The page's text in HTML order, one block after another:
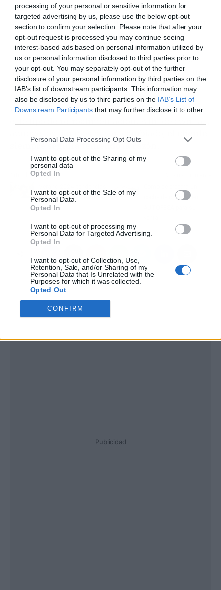
processing of your personal or sensitive information for
targeted advertising by us, please use the below opt-out
section to confirm your selection. Please note that after your
opt-out request is processed you may continue seeing
interest-based ads based on personal information utilized by
us or personal information disclosed to third parties prior to
your opt-out. You may separately opt-out of the further
disclosure of your personal information by third parties on the
IAB’s list of downstream participants. This information may
also be disclosed by us to third parties on the IAB’s List of
Downstream Participants that may further disclose it to other
Personal Data Processing Opt Outs
I want to opt-out of the Sharing of my
personal data.
Opted In
I want to opt-out of the Sale of my
Personal Data.
Opted In
I want to opt-out of processing my
Personal Data for Targeted Advertising.
Opted In
I want to opt-out of Collection, Use,
Retention, Sale, and/or Sharing of my
Personal Data that Is Unrelated with the
Purposes for which it was collected.
Opted Out
CONFIRM
clientes son mucho más que simples
comentarios: representan un factor decisivo en
el éxito comercial. Por un lado, influyen
directamente en la reputación de una tienda;
por otro, son un factor que los consumidores
analizan cuidadosamente antes de realizar una
compra. No es de sorprender que las
plataformas de comercio en línea estén cada
vez más enfocadas en fomentar activamente
siempre seguirá teniendo la razón.
Artículo anterior
para un look femenino a
la moda
coche de ocasión en
Publicidad